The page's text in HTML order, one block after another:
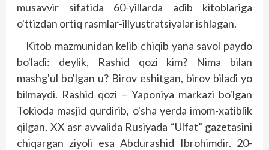
musavvir sifatida 60-yillarda adib kitoblariga
o'ttizdan ortiq rasmlar-illyus­tratsiyalar ishlagan.
Kitob mazmunidan kelib chiqib yana savol paydo
bo'ladi: deylik, Rashid qozi kim? Nima bilan
mashg'ul bo'lgan u? Birov eshitgan, birov biladi yo
bilmaydi. Rashid qozi – Yaponiya markazi bo'lgan
Tokio­­da masjid qurdirib, o'sha yerda imom-xatiblik
qilgan, XX asr avvalida Rusiyada “Ulfat” gazetasini
chiqargan ziyoli esa Abdurashid Ibrohimdir. 20-